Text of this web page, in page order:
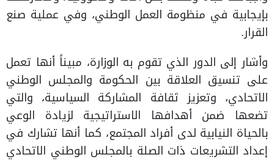
بإيجابية في منظومة العمل الوطني، وفي عملية صنع
القرار.
وأشار إلى الدور الذي تقوم به الوزارة، مبيناً أنها تعمل
على تنسيق العلاقة بين الحكومة والمجلس الوطني
الاتحادي، وتعزيز ثقافة المشاركة السياسية، والتي
تضعها ضمن أهدافها الاستراتيجية لزيادة الوعي
بالحياة النيابية لدى أفراد المجتمع، كما أنها تشارك في
إعداد التشريعات ذات الصلة بالمجلس الوطني الاتحادي